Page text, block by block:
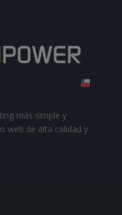
más simple y
web de alta calidad y